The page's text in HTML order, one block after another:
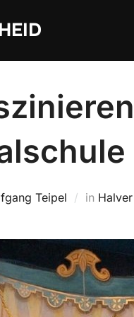
Teipel in Halver